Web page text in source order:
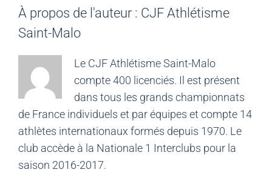
À propos de l'auteur : CJF Athlétisme
Saint-Malo
Le CJF Athlétisme Saint-Malo
compte 400 licenciés. Il est présent
dans tous les grands championnats
de France individuels et par équipes et compte 14
athlètes internationaux formés depuis 1970. Le
club accède à la Nationale 1 Interclubs pour la
saison 2016-2017.